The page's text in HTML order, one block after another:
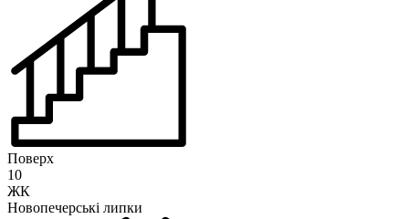
Поверх
10
ЖК
Новопечерські липки